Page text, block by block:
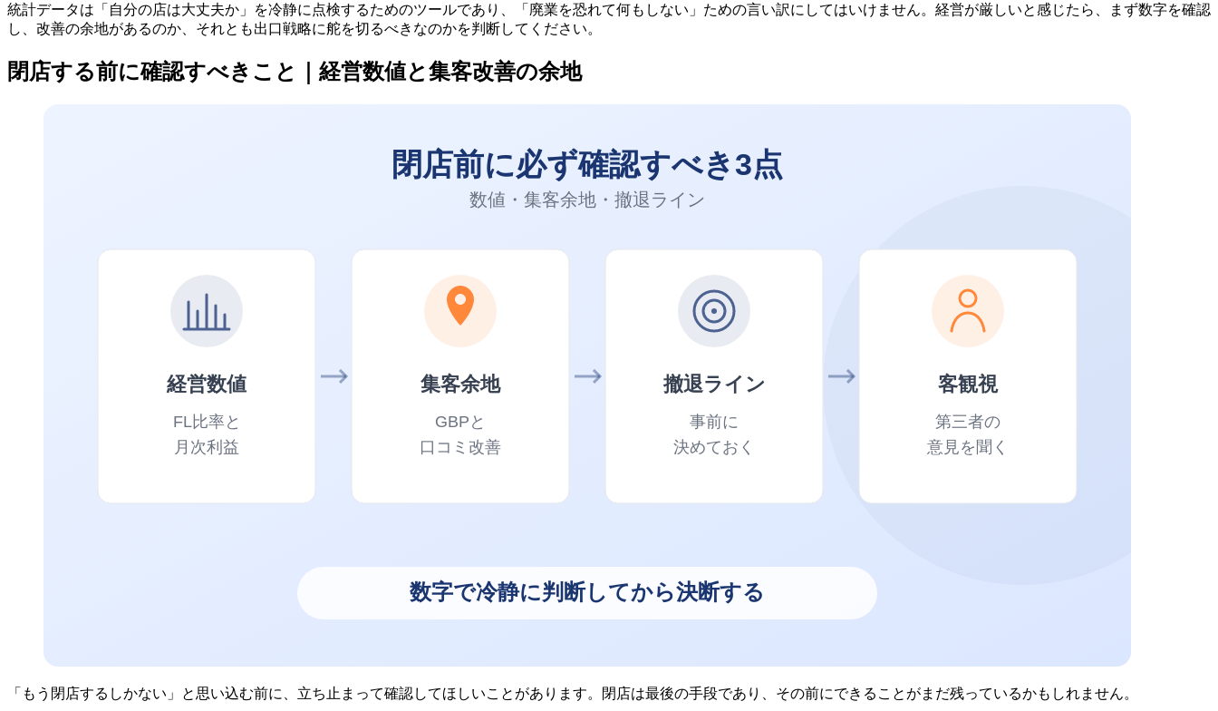
統計データは「自分の店は大丈夫か」を冷静に点検するためのツールであり、「廃業を恐れて何もしない」ための言い訳にしてはいけません。経営が厳しいと感じたら、まず数字を確認
し、改善の余地があるのか、それとも出口戦略に舵を切るべきなのかを判断してください。
閉店する前に確認すべきこと｜経営数値と集客改善の余地
「もう閉店するしかない」と思い込む前に、立ち止まって確認してほしいことがあります。閉店は最後の手段であり、その前にできることがまだ残っているかもしれません。